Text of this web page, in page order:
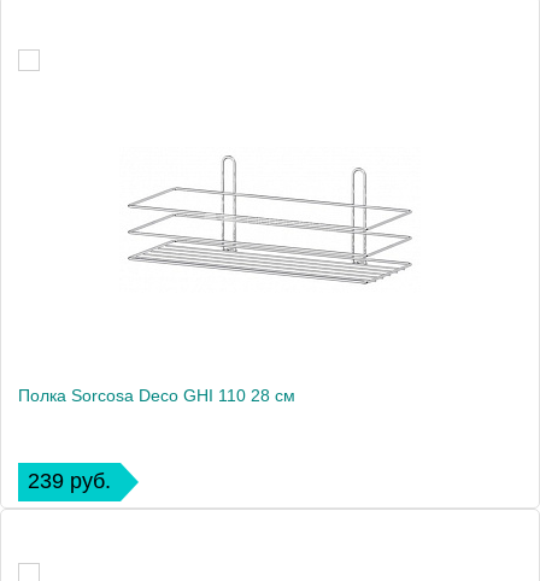
Полка Sorcosa Deco GHI 110 28 см
239 руб.